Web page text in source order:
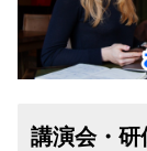
講演会・研